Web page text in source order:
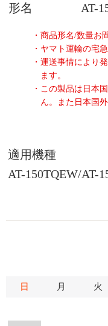
形名 AT-
・商品形名/数量お
・ヤマト運輸の宅
・運送事情により
ます。
・この製品は日本
ん。また日本国
適用機種
AT-150TQEW/AT-
日 月 火